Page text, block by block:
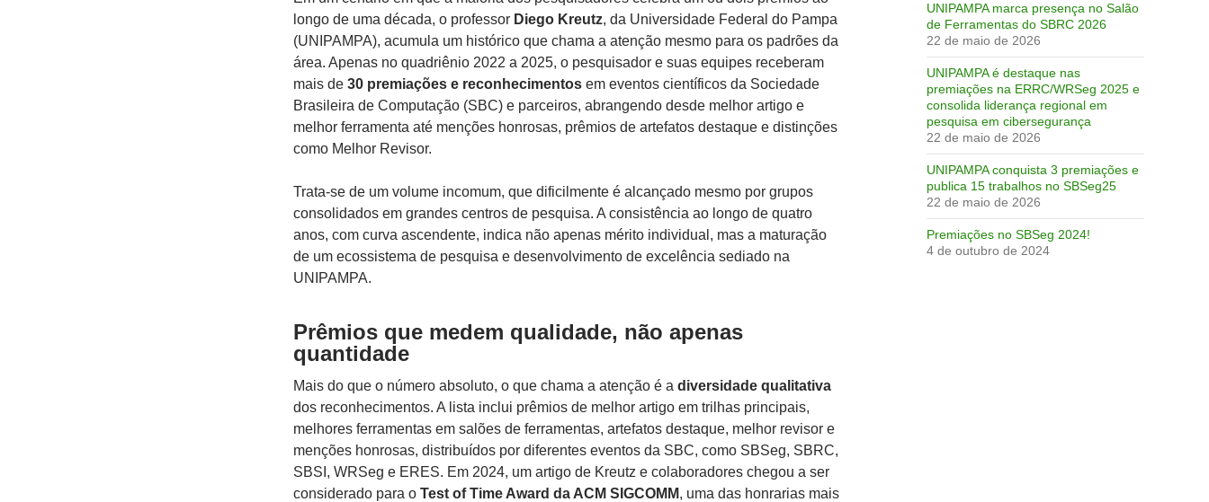
longo de uma década, o professor Diego Kreutz, da Universidade Federal do Pampa
(UNIPAMPA), acumula um histórico que chama a atenção mesmo para os padrões da
área. Apenas no quadriênio 2022 a 2025, o pesquisador e suas equipes receberam
mais de 30 premiações e reconhecimentosem eventos científicos da Sociedade
Brasileira de Computação (SBC) e parceiros, abrangendo desde melhor artigo e
melhor ferramenta até menções honrosas, prêmios de artefatos destaque e distinções
como Melhor Revisor.
Trata-se de um volume incomum, que dificilmente é alcançado mesmo por grupos
consolidados em grandes centros de pesquisa. A consistência ao longo de quatro
anos, com curva ascendente, indica não apenas mérito individual, mas a maturação
de um ecossistema de pesquisa e desenvolvimento de excelência sediado na
UNIPAMPA.
Prêmios que medem qualidade, não apenas
quantidade
Mais do que o número absoluto, o que chama a atenção é a diversidade qualitativa
dos reconhecimentos. A lista inclui prêmios de melhor artigo em trilhas principais,
melhores ferramentas em salões de ferramentas, artefatos destaque, melhor revisor e
menções honrosas, distribuídos por diferentes eventos da SBC, como SBSeg, SBRC,
SBSI, WRSeg e ERES. Em 2024, um artigo de Kreutz e colaboradores chegou a ser
considerado para o Test of Time Award da ACM SIGCOMM, uma das honrarias mais
UNIPAMPA marca presença no Salão
de Ferramentas do SBRC 2026
22 de maio de 2026
UNIPAMPA é destaque nas
premiações na ERRC/WRSeg 2025 e
consolida liderança regional em
pesquisa em cibersegurança
22 de maio de 2026
UNIPAMPA conquista 3 premiações e
publica 15 trabalhos no SBSeg25
22 de maio de 2026
Premiações no SBSeg 2024!
4 de outubro de 2024